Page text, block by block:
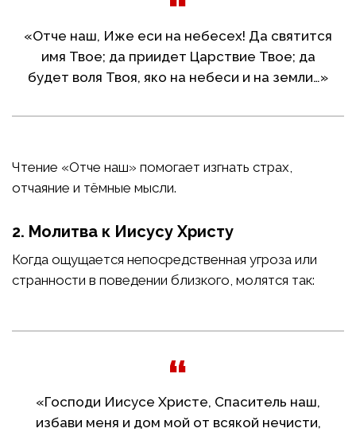
«Отче наш, Иже еси на небесех! Да святится
имя Твое; да приидет Царствие Твое; да
будет воля Твоя, яко на небеси и на земли…»
Чтение «Отче наш» помогает изгнать страх,
отчаяние и тёмные мысли.
2. Молитва к Иисусу Христу
Когда ощущается непосредственная угроза или
странности в поведении близкого, молятся так:
«Господи Иисусе Христе, Спаситель наш,
избави меня и дом мой от всякой нечисти,